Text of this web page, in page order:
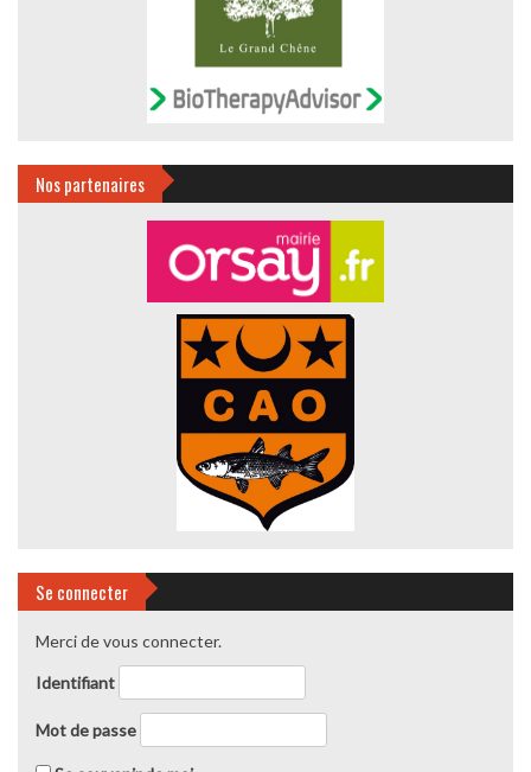
Nos partenaires
Se connecter
Merci de vous connecter.
Identifiant
Mot de passe